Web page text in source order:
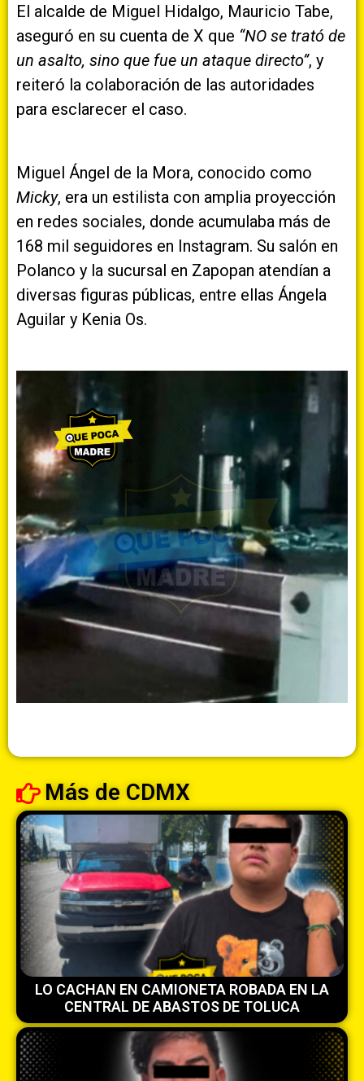
El alcalde de Miguel Hidalgo, Mauricio Tabe,
aseguró en su cuenta de X que “NO se trató de
un asalto, sino que fue un ataque directo”, y
reiteró la colaboración de las autoridades
para esclarecer el caso.
Miguel Ángel de la Mora, conocido como
Micky, era un estilista con amplia proyección
en redes sociales, donde acumulaba más de
168 mil seguidores en Instagram. Su salón en
Polanco y la sucursal en Zapopan atendían a
diversas figuras públicas, entre ellas Ángela
Aguilar y Kenia Os.
Más de CDMX
LO CACHAN EN CAMIONETA ROBADA EN LA
CENTRAL DE ABASTOS DE TOLUCA